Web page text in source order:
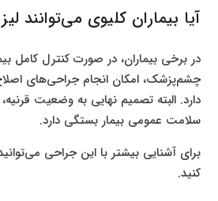
آیا بیماران کلیوی می‌توانند
در برخی بیماران، در صورت کنترل کامل
چشم‌پزشک، امکان انجام جراحی‌های
دارد. البته تصمیم نهایی به وضعیت
سلامت عمومی بیمار بستگی دارد.
برای آشنایی بیشتر با این جراحی
کنید.